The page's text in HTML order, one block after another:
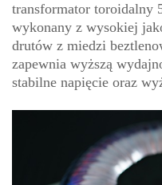
transformator toroidalny
wykonany z wysokiej
drutów z miedzi
zapewnia wyższą
stabilne napięcie oraz